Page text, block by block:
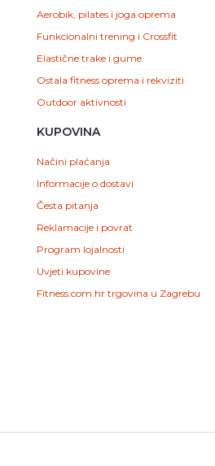
Aerobik, pilates i joga oprema
Funkcionalni trening i Crossfit
Elastične trake i gume
Ostala fitness oprema i rekviziti
Outdoor aktivnosti
KUPOVINA
Načini plaćanja
Informacije o dostavi
Česta pitanja
Reklamacije i povrat
Program lojalnosti
Uvjeti kupovine
Fitness.com.hr trgovina u Zagrebu